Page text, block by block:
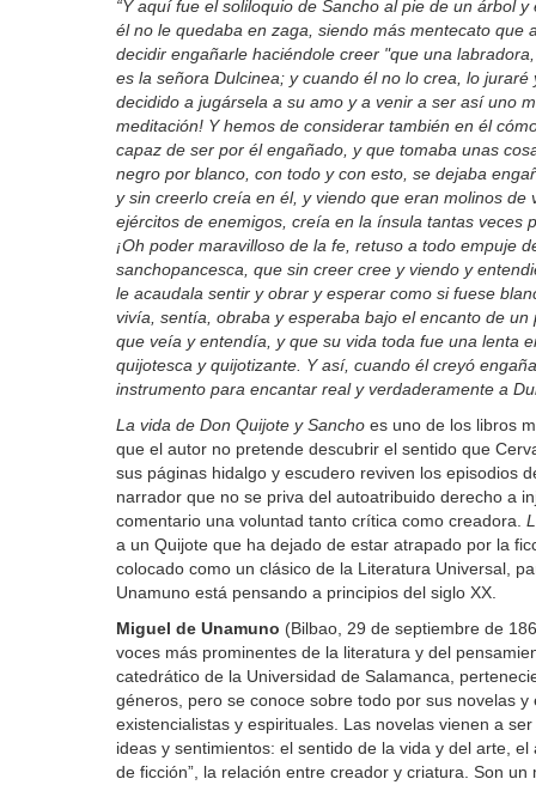
“Y aquí fue el soliloquio de Sancho al pie de un árbol
él no le quedaba en zaga, siendo más mentecato
decidir engañarle haciéndole creer "que una
es la señora Dulcinea; y cuando él no lo crea, lo
decidido a jugársela a su amo y a venir a ser así uno
meditación! Y hemos de considerar también en él
capaz de ser por él engañado, y que tomaba unas
negro por blanco, con todo y con esto, se dejaba
y sin creerlo creía en él, y viendo que eran molinos
ejércitos de enemigos, creía en la ínsula tantas veces
¡Oh poder maravilloso de la fe, retuso a todo empuje
sanchopancesca, que sin creer cree y viendo y
le acaudala sentir y obrar y esperar como si fuese
vivía, sentía, obraba y esperaba bajo el encanto de
que veía y entendía, y que su vida toda fue una lenta
quijotesca y quijotizante. Y así, cuando él creyó
instrumento para encantar real y verdaderamente a
La vida de Don Quijote y Sancho es uno de los libros
que el autor no pretende descubrir el sentido que
sus páginas hidalgo y escudero reviven los episodios
narrador que no se priva del autoatribuido derecho a
comentario una voluntad tanto crítica como creadora.
a un Quijote que ha dejado de estar atrapado por la
colocado como un clásico de la Literatura Universal,
Unamuno está pensando a principios del siglo XX.
Miguel de Unamuno (Bilbao, 29 de septiembre de
voces más prominentes de la literatura y del
catedrático de la Universidad de Salamanca,
géneros, pero se conoce sobre todo por sus novelas
existencialistas y espirituales. Las novelas vienen a
ideas y sentimientos: el sentido de la vida y del arte,
de ficción”, la relación entre creador y criatura. Son